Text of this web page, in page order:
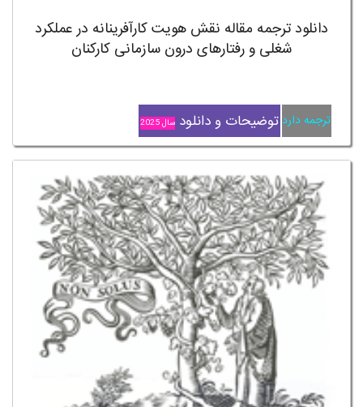
دانلود ترجمه مقاله نقش هویت کارآفرینانه در عملکرد
شغلی و رفتارهای درون سازمانی کارکنان
ترجمه دارد توضیحات و دانلود سال 2025